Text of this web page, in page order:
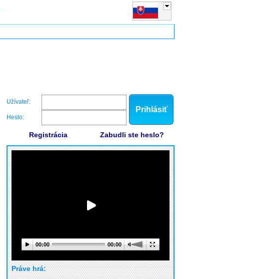
Užívateľ:
Heslo:
Prihlásiť
Registrácia Zabudli ste heslo?
00:00 00:00
Práve hrá: